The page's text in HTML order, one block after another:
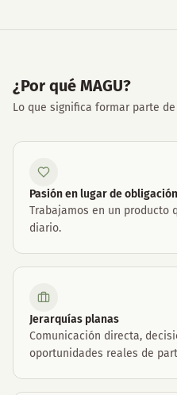
¿Por qué MAGU?
Lo que significa formar parte
Pasión en lugar de obligación
Trabajamos en un producto
diario.
Jerarquías planas
Comunicación directa,
oportunidades reales de